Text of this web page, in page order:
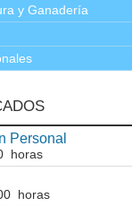
y Ganadería
Personal
horas
horas